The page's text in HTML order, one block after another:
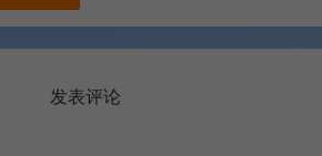
发表评论